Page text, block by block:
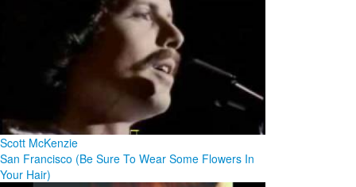
Scott McKenzie
San Francisco (Be Sure To Wear Some Flowers In
Your Hair)